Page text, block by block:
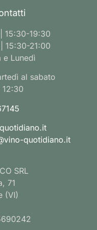
15:30-19:30
15:30-21:00
e Lunedì
al sabato
quotidiano.it
SRL
71
(VI)